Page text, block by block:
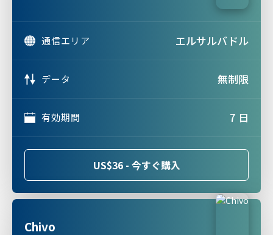
通信エリア エルサルバドル
データ 無制限
有効期間 7 日
US$36 - 今すぐ購入
Chivo